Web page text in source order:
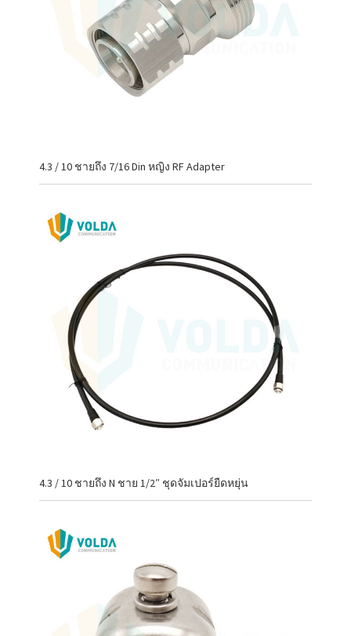
4.3 / 10 ชายถึง 7/16 Din หญิง RF Adapter
4.3 / 10 ชายถึง N ชาย 1/2″ ชุดจัมเปอร์ยืดหยุ่น